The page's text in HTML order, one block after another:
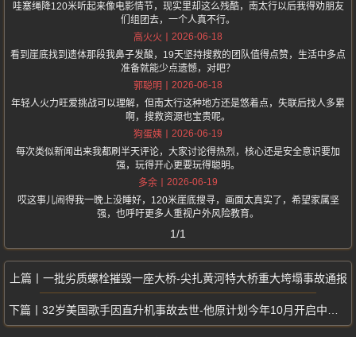
哇塞绳降120米听起来像电影情节，现实里却这么残酷，南太行以后我得劝朋友
们组团去，一个人真不行。
高火火
2026-06-18
看到崖底找到遗体那段我鼻子发酸，19天坚持搜救的团队值得点赞，生活中多点
准备就能少点遗憾，对吧？
郭聪明
2026-06-18
年轻人火力旺爱挑战可以理解，但南太行这种地方还是悠着点，失联后找人多累
啊，搜救资源也宝贵呢。
狗蛋姨
2026-06-19
每次类似新闻出来我都刷半天评论，大家讨论得热烈，核心还是安全意识要加
强，玩得开心更要玩得聪明。
多余
2026-06-19
哎这事儿闹得我一晚上没睡好，120米崖底搜寻，画面太真实了，希望家属坚
强，也呼吁更多人重视户外风险教育。
1/1
一批劣质螺栓摧毁一座大桥-尖扎黄河特大桥重大垮塌事故通报
32岁美国歌手因直升机事故去世-他原计划今年10月开启中国巡演